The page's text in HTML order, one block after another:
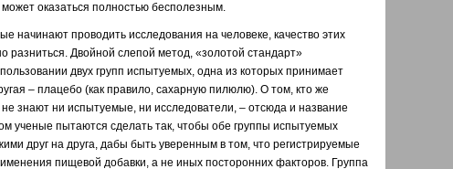
может оказаться полностью бесполезным.
начинают проводить исследования на человеке, качество этих
разниться. Двойной слепой метод, «золотой стандарт»
двух групп испытуемых, одна из которых принимает
– плацебо (как правило, сахарную пилюлю). О том, кто же
не знают ни испытуемые, ни исследователи, – отсюда и название
ученые пытаются сделать так, чтобы обе группы испытуемых
друг на друга, дабы быть уверенным в том, что регистрируемые
пищевой добавки, а не иных посторонних факторов. Группа